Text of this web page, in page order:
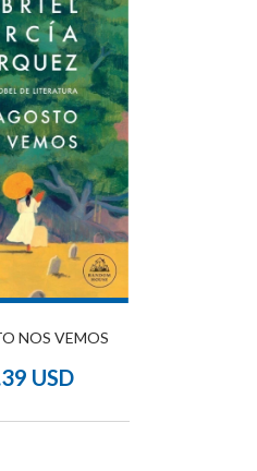
NOS VEMOS
USD